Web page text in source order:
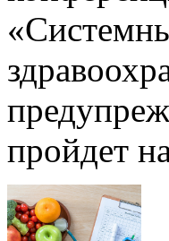
пройдет